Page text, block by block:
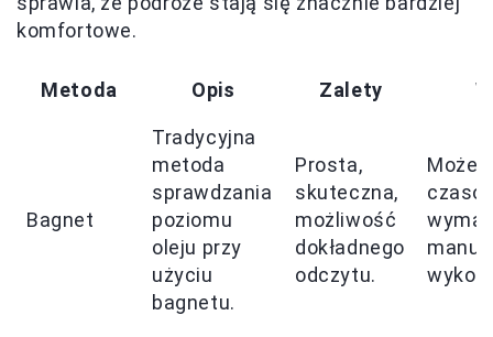
komfortowe.
Metoda Opis Zalety
Bagnet
Tradycyjna
metoda
sprawdzania
poziomu
oleju przy
użyciu
bagnetu.
Prosta,
skuteczna,
możliwość
dokładnego
odczytu.
Może